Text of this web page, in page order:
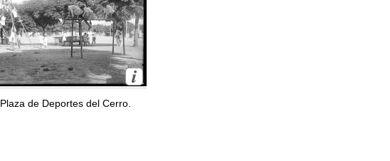
Plaza de Deportes del Cerro.